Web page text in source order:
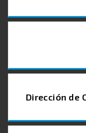
Dirección de